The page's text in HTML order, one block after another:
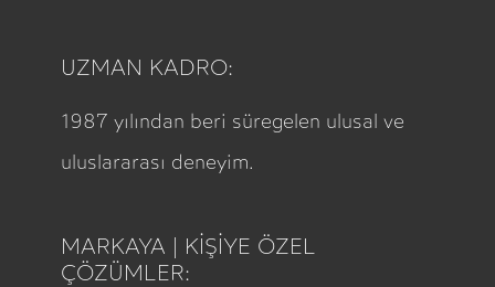
UZMAN KADRO:
1987 yılından beri süregelen ulusal ve
uluslararası deneyim.
MARKAYA | KİŞİYE ÖZEL
ÇÖZÜMLER: